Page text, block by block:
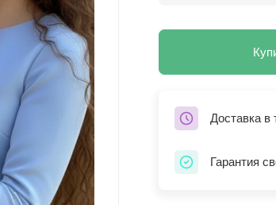
Доставка в
Гарантия